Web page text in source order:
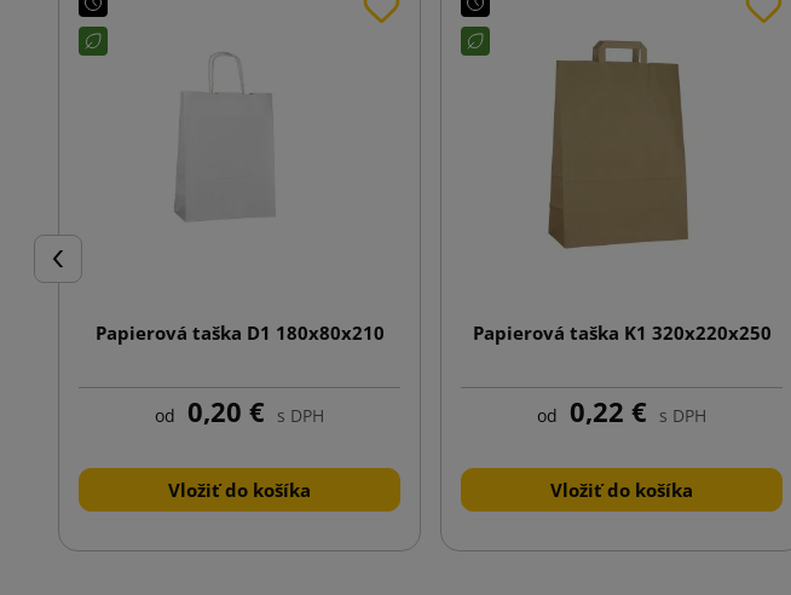
Späť
Papierová taška D1 180x80x210
od 0,20 € s DPH
Vložiť do košíka
Papierová taška K1 320x220x250
od 0,22 € s DPH
Vložiť do košíka